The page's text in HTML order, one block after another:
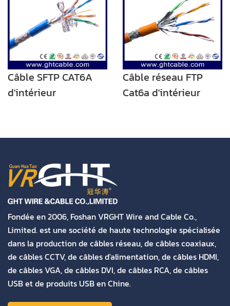
Câble SFTP CAT6A
d'intérieur
Câble réseau FTP
Cat6a d'intérieur
Fondée en 2006, Foshan VRGHT Wire and Cable Co.,
Limited. est une société de haute technologie spécialisée
dans la production de câbles réseau, de câbles coaxiaux,
de câbles CCTV, de câbles d'alimentation, de câbles HDMI,
de câbles VGA, de câbles DVI, de câbles RCA, de câbles
USB et de produits USB en Chine.